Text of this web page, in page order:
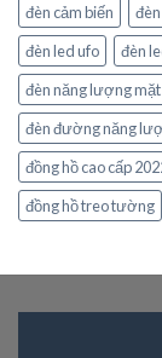
đèn cảm biến
đèn led ufo
đèn
đèn năng lượng
đèn đường năng
đồng hồ cao cấp
đồng hồ treo tường